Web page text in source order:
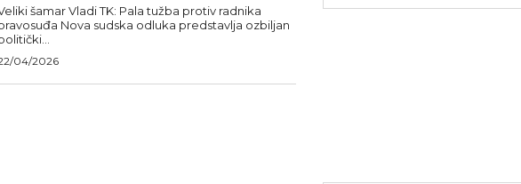
šamar Vladi TK: Pala tužba protiv radnika
Nova sudska odluka predstavlja ozbiljan
04/2026